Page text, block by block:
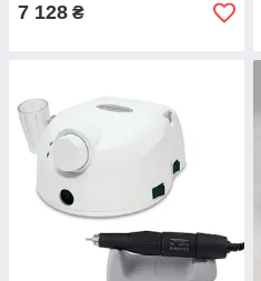
7 128 ₴